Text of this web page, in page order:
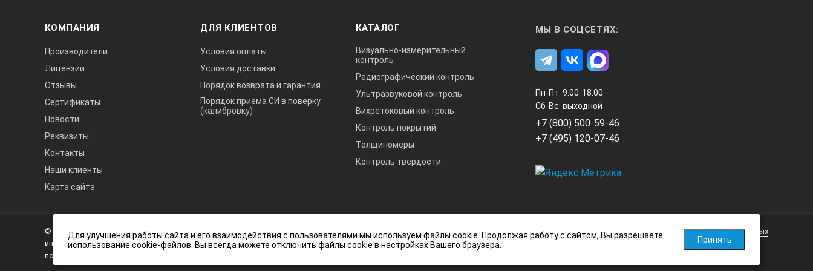
КОМПАНИЯ
Производители
Лицензии
Отзывы
Сертификаты
Новости
Реквизиты
Контакты
Наши клиенты
Карта сайта
ДЛЯ КЛИЕНТОВ
Условия оплаты
Условия доставки
Порядок возврата и гарантия
Порядок приема СИ в поверку
(калибровку)
КАТАЛОГ
Визуально-измерительный
контроль
Радиографический контроль
Ультразвуковой контроль
Вихретоковый контроль
Контроль покрытий
Толщиномеры
Контроль твердости
МЫ В СОЦСЕТЯХ:
Пн-Пт: 9:00-18:00
Сб-Вс: выходной
+7 (800) 500-59-46
+7 (495) 120-07-46
© 2026 А3 Инжиниринг Обращаем Ваше внимание на то, что данный интернет-сайт носит исключительно
информационный характер и ни при каких условиях не является публичной офертой, определяемой
положениями статьи 437 (2) Гражданского кодекса Российской Федерации.
Политика обработки персональных данных
Для улучшения работы сайта и его взаимодействия с пользователями мы используем файлы cookie. Продолжая работу с сайтом, Вы разрешаете
использование cookie-файлов. Вы всегда можете отключить файлы cookie в настройках Вашего браузера.
Принять